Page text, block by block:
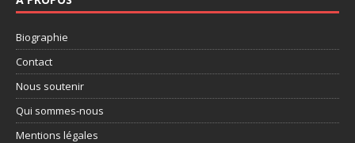
Biographie
Contact
Nous soutenir
Qui sommes-nous
Mentions légales